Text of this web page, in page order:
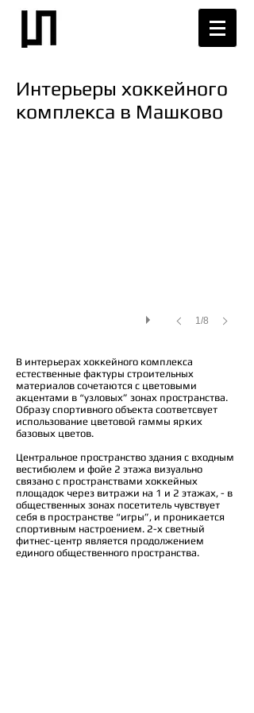
Интерьеры хоккейного
комплекса в Машково
1/8
В интерьерах хоккейного комплекса
естественные фактуры строительных
материалов сочетаются с цветовыми
акцентами в “узловых” зонах пространства.
Образу спортивного объекта соответсвует
использование цветовой гаммы ярких
базовых цветов.
Центральное пространство здания с входным
вестибюлем и фойе 2 этажа визуально
связано с пространствами хоккейных
площадок через витражи на 1 и 2 этажах, - в
общественных зонах посетитель чувствует
себя в пространстве “игры”, и проникается
спортивным настроением. 2-х светный
фитнес-центр является продолжением
единого общественного пространства.